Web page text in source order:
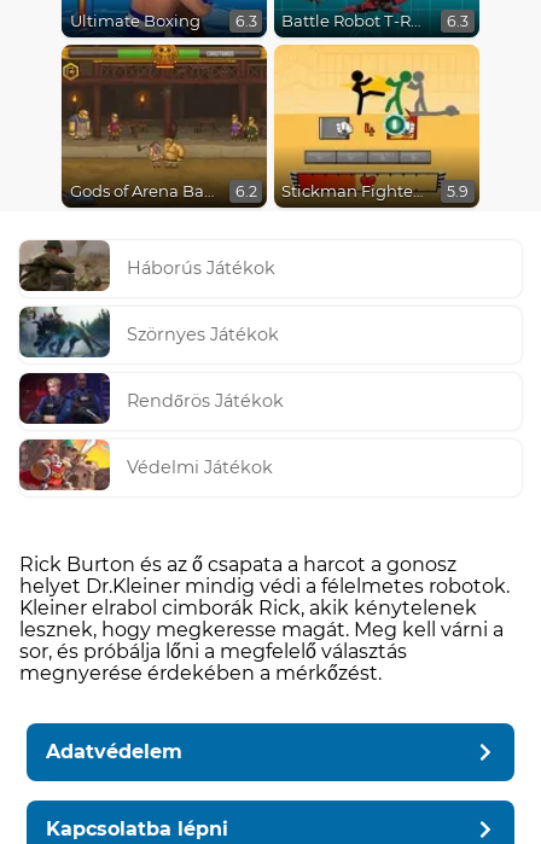
Ultimate Boxing 6.3 Battle Robot T-Rex Age 6.3
Gods of Arena Battles 6.2 Stickman Fighter Epic Battles 5.9
Háborús Játékok
Szörnyes Játékok
Rendőrös Játékok
Védelmi Játékok
Rick Burton és az ő csapata a harcot a gonosz
helyet Dr.Kleiner mindig védi a félelmetes robotok.
Kleiner elrabol cimborák Rick, akik kénytelenek
lesznek, hogy megkeresse magát. Meg kell várni a
sor, és próbálja lőni a megfelelő választás
megnyerése érdekében a mérkőzést.
Adatvédelem
Kapcsolatba lépni